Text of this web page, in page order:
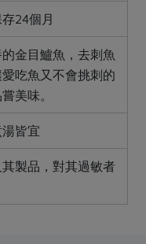
24個月
金目鱸魚，去刺魚
吃魚又不會挑刺的
美味。
皆宜
製品，對其過敏者